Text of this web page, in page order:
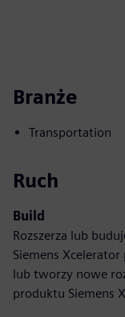
Branże
Transportation
Ruch
Build
Rozszerza lub
Siemens
lub tworzy nowe
produktu Siemens